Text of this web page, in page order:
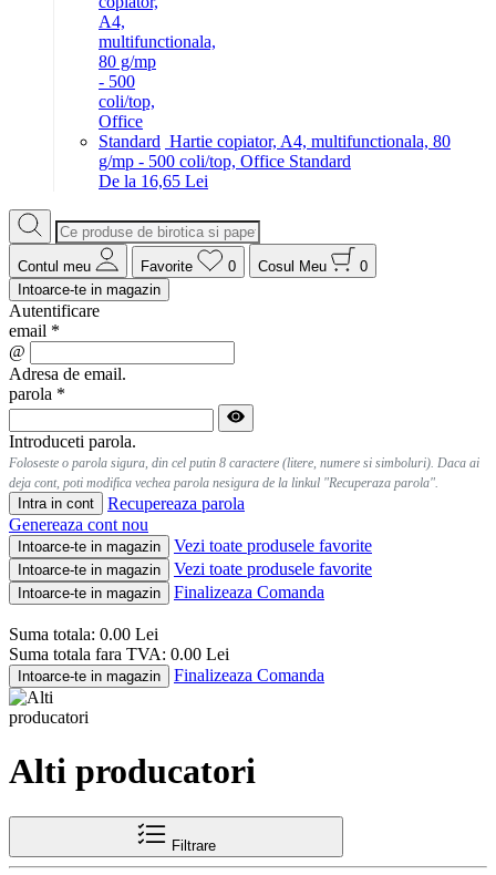
Hartie copiator, A4, multifunctionala, 80
g/mp - 500 coli/top, Office Standard
De la 16,65 Lei
Contul meu Favorite 0 Cosul Meu
0
Intoarce-te in magazin
Autentificare
email *
@
Adresa de email.
parola *
Introduceti parola.
Foloseste o parola sigura, din cel putin 8 caractere (litere, numere si simboluri). Daca ai
deja cont, poti modifica vechea parola nesigura de la linkul "Recuperaza parola".
Intra in cont
Recupereaza parola
Genereaza cont nou
Intoarce-te in magazin Vezi toate produsele favorite
Intoarce-te in magazin Vezi toate produsele favorite
Intoarce-te in magazin Finalizeaza Comanda
Suma totala: 0.00 Lei
Suma totala fara TVA: 0.00 Lei
Intoarce-te in magazin Finalizeaza Comanda
Alti producatori
Filtrare